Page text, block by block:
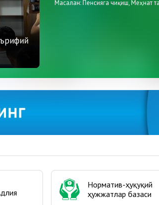
Масалан:Пенсияга чиқиш,Меҳнат
Норматив-ҳуқуқий
ҳужжатлар базаси